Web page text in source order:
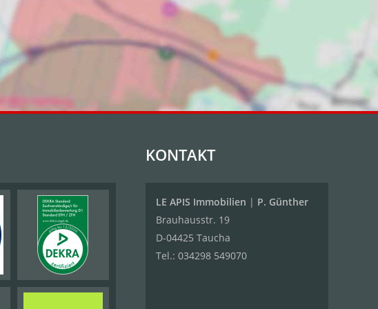
KONTAKT
LE APIS Immobilien | P. Günther
Brauhausstr. 19
D-04425 Taucha
Tel.: 034298 549070